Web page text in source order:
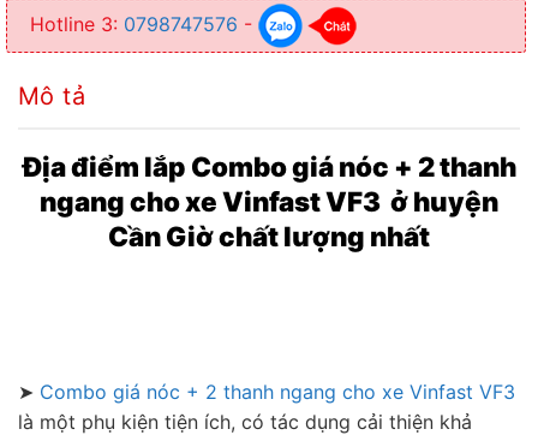
Hotline 3: 0798747576 -
Mô tả
Địa điểm lắp Combo giá nóc + 2 thanh
ngang cho xe Vinfast VF3 ở huyện
Cần Giờ chất lượng nhất
➤ Combo giá nóc + 2 thanh ngang cho xe Vinfast VF3
là một phụ kiện tiện ích, có tác dụng cải thiện khả